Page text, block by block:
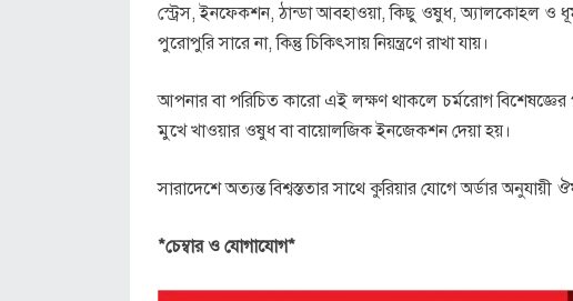
স্ট্রেস, ইনফেকশন, ঠান্ডা আবহাওয়া, কিছু ওষুধ, অ্যালকোহল ও
পুরোপুরি সারে না, কিন্তু চিকিৎসায় নিয়ন্ত্রণে রাখা যায়।
আপনার বা পরিচিত কারো এই লক্ষণ থাকলে চর্মরোগ বিশেষজ্ঞের
মুখে খাওয়ার ওষুধ বা বায়োলজিক ইনজেকশন দেয়া হয়।
সারাদেশে অত্যন্ত বিশ্বস্ততার সাথে কুরিয়ার যোগে অর্ডার
*চেম্বার ও যোগাযোগ*